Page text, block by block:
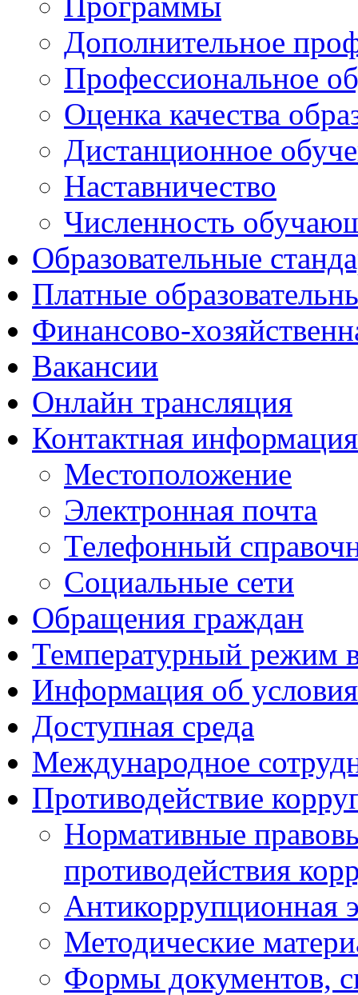
Дополнительное
Профессиональное
Оценка качества
Дистанционное
Наставничество
Численность
Образовательные
Платные
Финансово-
Вакансии
Онлайн трансляция
Контактная информация
Местоположение
Электронная почта
Телефонный
Социальные сети
Обращения граждан
Температурный режим
Информация об
Доступная среда
Международное
Противодействие
Нормативные
противодействия
Антикоррупционная
Методические
Формы документов,